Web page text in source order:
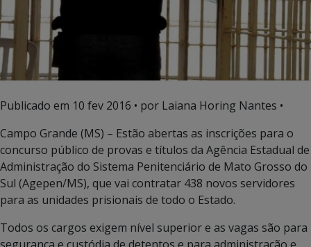
Publicado em 10 fev 2016 • por Laiana Horing Nantes •
Campo Grande (MS) – Estão abertas as inscrições para o
concurso público de provas e títulos da Agência Estadual de
Administração do Sistema Penitenciário de Mato Grosso do
Sul (Agepen/MS), que vai contratar 438 novos servidores
para as unidades prisionais de todo o Estado.
Todos os cargos exigem nível superior e as vagas são para